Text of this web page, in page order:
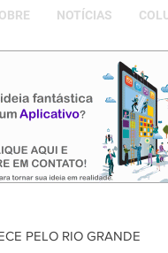
NOTÍCIAS
PELO RIO GRANDE